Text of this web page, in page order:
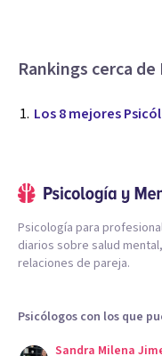
Rankings cerca
Los 8 mejores
Psicología para
diarios sobre salud
relaciones de pareja.
Psicólogos con los que
Sandra Milena